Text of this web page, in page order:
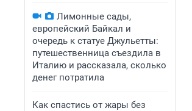
Лимонные сады,
европейский Байкал и
очередь к статуе Джульетты:
путешественница съездила в
Италию и рассказала, сколько
денег потратила
Как спастись от жары без